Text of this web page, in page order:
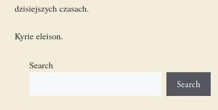
dzisiejszych czasach.
Kyrie eleison.
Search
Search